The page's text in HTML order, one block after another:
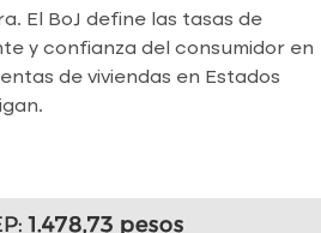
El BoJ define las tasas de
y confianza del consumidor en
de viviendas en Estados